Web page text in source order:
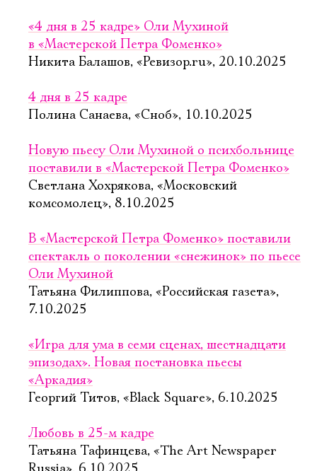
«4 дня в 25 кадре» Оли Мухиной
в «Мастерской Петра Фоменко»
Никита Балашов, «Ревизор.ru», 20.10.2025
4 дня в 25 кадре
Полина Санаева, «Сноб», 10.10.2025
Новую пьесу Оли Мухиной о психбольнице
поставили в «Мастерской Петра Фоменко»
Светлана Хохрякова, «Московский
комсомолец», 8.10.2025
В «Мастерской Петра Фоменко» поставили
спектакль о поколении «снежинок» по пьесе
Оли Мухиной
Татьяна Филиппова, «Российская газета»,
7.10.2025
«Игра для ума в семи сценах, шестнадцати
эпизодах». Новая постановка пьесы
«Аркадия»
Георгий Титов, «Black Square», 6.10.2025
Любовь в 25-м кадре
Татьяна Тафинцева, «The Art Newspaper